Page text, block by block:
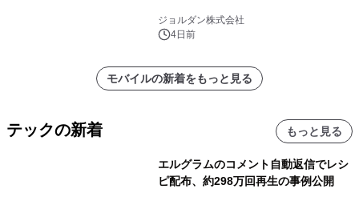
ジョルダン株式会社
4日前
モバイルの新着をもっと見る
テックの新着 もっと見る
エルグラムのコメント自動返信でレシ
ピ配布、約298万回再生の事例公開